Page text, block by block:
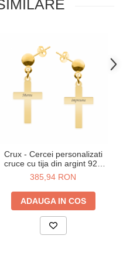
Crux - Cercei personalizati
cruce cu tija din argint 925
placat cu aur galben 24K
385,94 RON
ADAUGA IN COS